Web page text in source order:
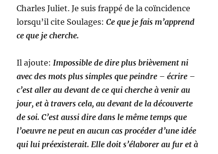
Charles Juliet. Je suis frappé de la coïncidence
lorsqu’il cite Soulages:Ce que je fais m’apprend
ce que je cherche.
Il ajoute: Impossible de dire plus brièvement ni
avec des mots plus simples que peindre – écrire –
c’est aller au devant de ce qui cherche à venir au
jour, et à travers cela, au devant de la découverte
de soi. C’est aussi dire dans le même temps que
l’oeuvre ne peut en aucun cas procéder d’une idée
qui lui préexisterait. Elle doit s’élaborer au fur et à